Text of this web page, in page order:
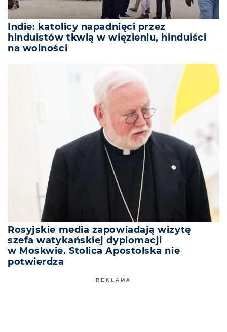
Indie: katolicy napadnięci przez
hinduistów tkwią w więzieniu, hinduiści
na wolności
Rosyjskie media zapowiadają wizytę
szefa watykańskiej dyplomacji
w Moskwie. Stolica Apostolska nie
potwierdza
REKLAMA